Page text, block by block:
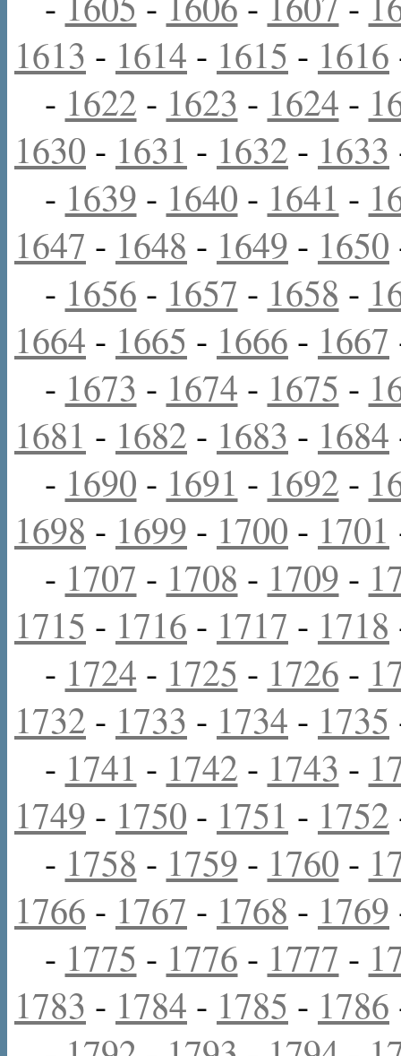
1613 - 1614 - 1615 - 1616
- 1622 - 1623 - 1624 -
1630 - 1631 - 1632 - 1633
- 1639 - 1640 - 1641 -
1647 - 1648 - 1649 - 1650
- 1656 - 1657 - 1658 -
1664 - 1665 - 1666 - 1667
- 1673 - 1674 - 1675 -
1681 - 1682 - 1683 - 1684
- 1690 - 1691 - 1692 -
1698 - 1699 - 1700 - 1701
- 1707 - 1708 - 1709 -
1715 - 1716 - 1717 - 1718
- 1724 - 1725 - 1726 -
1732 - 1733 - 1734 - 1735
- 1741 - 1742 - 1743 -
1749 - 1750 - 1751 - 1752
- 1758 - 1759 - 1760 -
1766 - 1767 - 1768 - 1769
- 1775 - 1776 - 1777 -
1783 - 1784 - 1785 - 1786